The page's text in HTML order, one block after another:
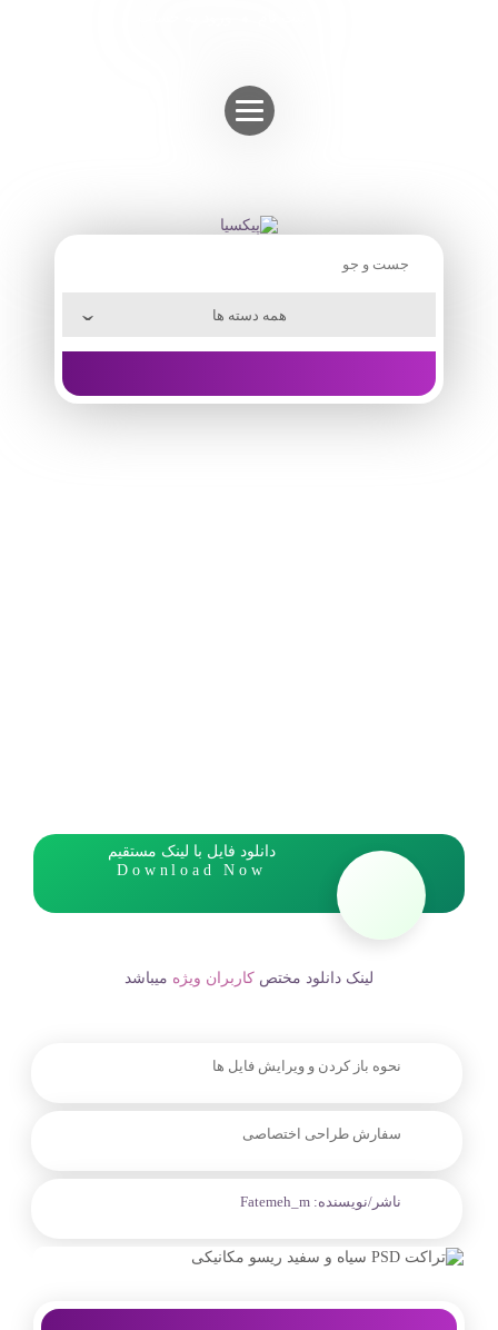
دانلود فایل با لینک مستقیم
Download Now
لینک دانلود مختص کاربران ویژه میباشد
نحوه باز کردن و ویرایش فایل ها
سفارش طراحی اختصاصی
ناشر/نویسنده: Fatemeh_m